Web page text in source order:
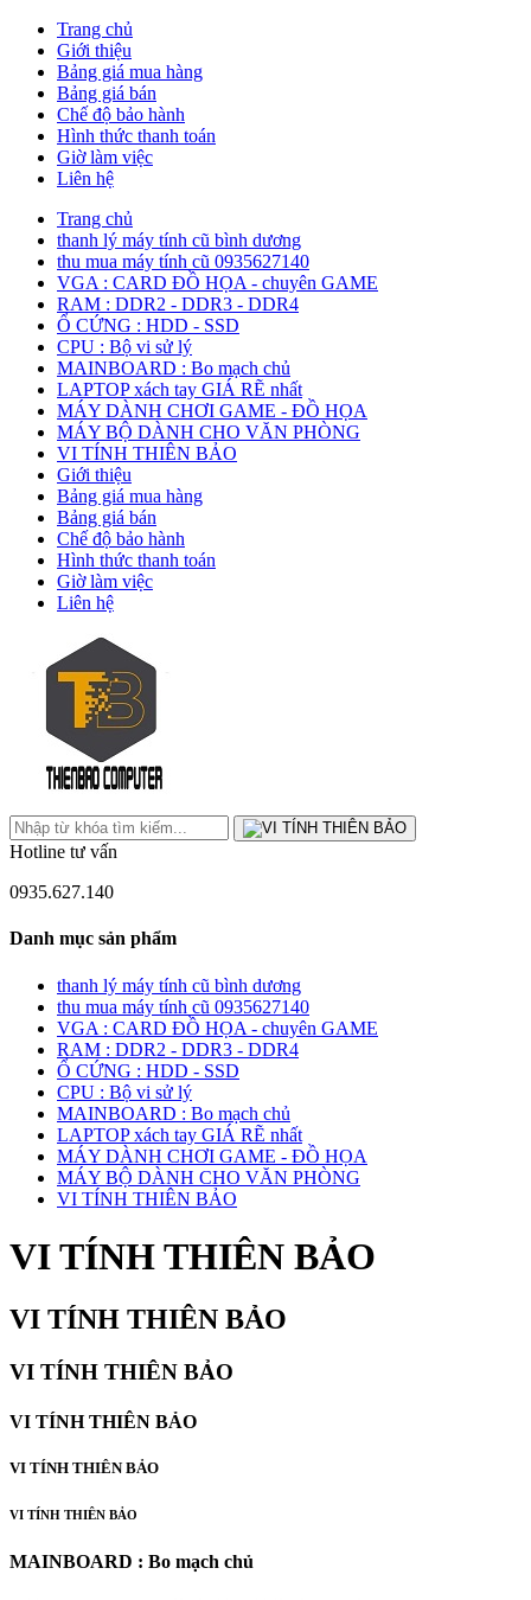
Trang chủ
Giới thiệu
Bảng giá mua hàng
Bảng giá bán
Chế độ bảo hành
Hình thức thanh toán
Giờ làm việc
Liên hệ
Trang chủ
thanh lý máy tính cũ bình dương
thu mua máy tính cũ 0935627140
VGA : CARD ĐỒ HỌA - chuyên GAME
RAM : DDR2 - DDR3 - DDR4
Ổ CỨNG : HDD - SSD
CPU : Bộ vi sử lý
MAINBOARD : Bo mạch chủ
LAPTOP xách tay GIÁ RẼ nhất
MÁY DÀNH CHƠI GAME - ĐỒ HỌA
MÁY BỘ DÀNH CHO VĂN PHÒNG
VI TÍNH THIÊN BẢO
Giới thiệu
Bảng giá mua hàng
Bảng giá bán
Chế độ bảo hành
Hình thức thanh toán
Giờ làm việc
Liên hệ
Hotline tư vấn
0935.627.140
Danh mục sản phẩm
thanh lý máy tính cũ bình dương
thu mua máy tính cũ 0935627140
VGA : CARD ĐỒ HỌA - chuyên GAME
RAM : DDR2 - DDR3 - DDR4
Ổ CỨNG : HDD - SSD
CPU : Bộ vi sử lý
MAINBOARD : Bo mạch chủ
LAPTOP xách tay GIÁ RẼ nhất
MÁY DÀNH CHƠI GAME - ĐỒ HỌA
MÁY BỘ DÀNH CHO VĂN PHÒNG
VI TÍNH THIÊN BẢO
VI TÍNH THIÊN BẢO
VI TÍNH THIÊN BẢO
VI TÍNH THIÊN BẢO
VI TÍNH THIÊN BẢO
VI TÍNH THIÊN BẢO
VI TÍNH THIÊN BẢO
MAINBOARD : Bo mạch chủ